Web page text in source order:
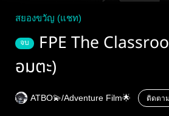
สยองขวัญ (แชท)
จบ
FPE The
อมตะ)
ATBO💫/Adventure Film🌟 ติดตาม